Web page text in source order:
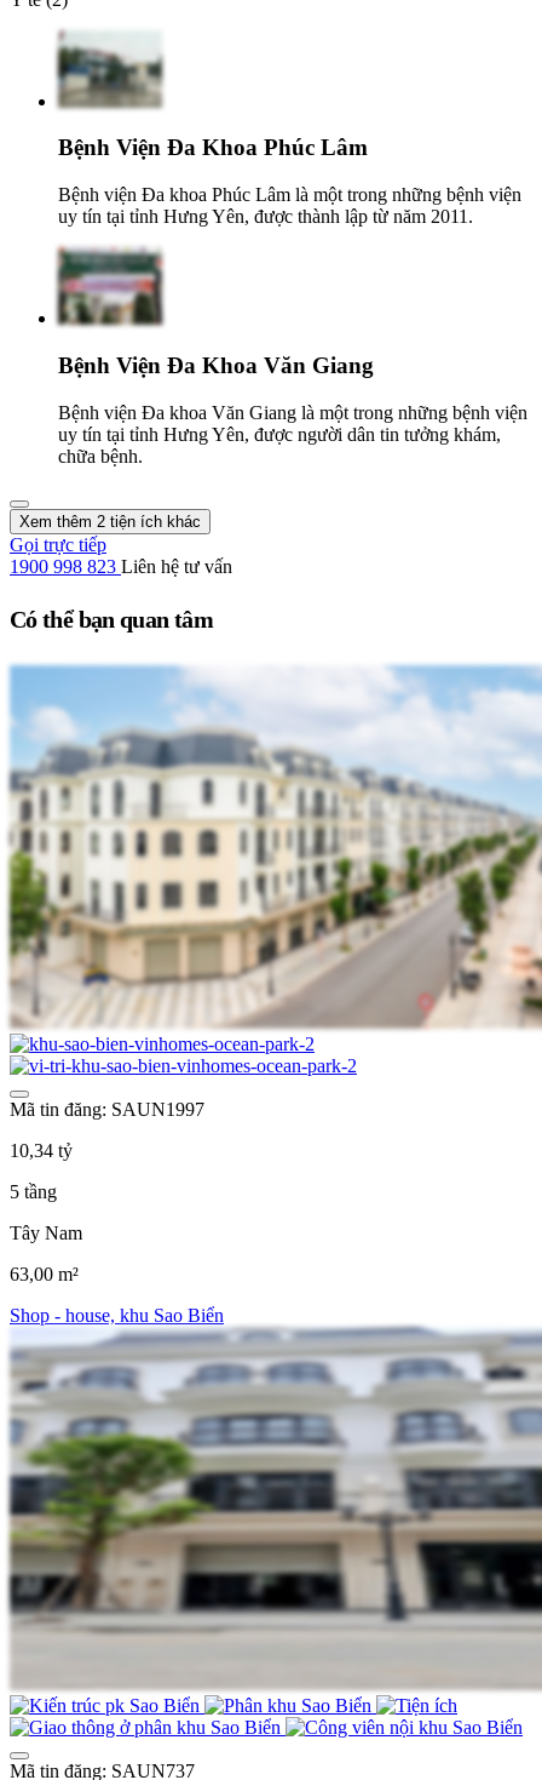
Bệnh Viện Đa Khoa Phúc Lâm
Bệnh viện Đa khoa Phúc Lâm là một trong những bệnh viện
uy tín tại tỉnh Hưng Yên, được thành lập từ năm 2011.
Bệnh Viện Đa Khoa Văn Giang
Bệnh viện Đa khoa Văn Giang là một trong những bệnh viện
uy tín tại tỉnh Hưng Yên, được người dân tin tưởng khám,
chữa bệnh.
Xem thêm 2 tiện ích khác
Gọi trực tiếp
1900 998 823 Liên hệ tư vấn
Có thể bạn quan tâm
Mã tin đăng: SAUN1997
10,34 tỷ
5 tầng
Tây Nam
63,00 m²
Shop - house, khu Sao Biển
Mã tin đăng: SAUN737